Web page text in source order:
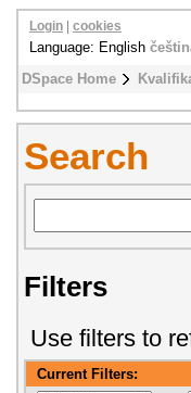
DSpace Home
Login cookies
Language: English
Search
Filters
Use filters to
Current Filters: